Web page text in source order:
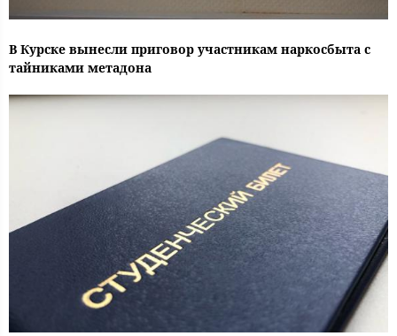
В Курске вынесли приговор участникам наркосбыта с
тайниками метадона